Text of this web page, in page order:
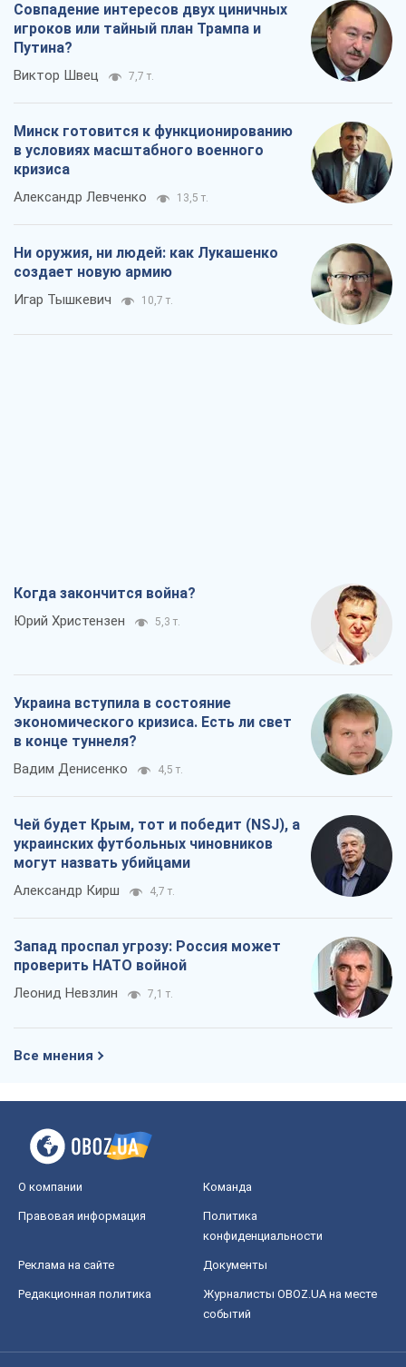
Совпадение интересов двух циничных
игроков или тайный план Трампа и
Путина?
Виктор Швец 7,7 т.
Минск готовится к функционированию
в условиях масштабного военного
кризиса
Александр Левченко 13,5 т.
Ни оружия, ни людей: как Лукашенко
создает новую армию
Игар Тышкевич 10,7 т.
Когда закончится война?
Юрий Христензен 5,3 т.
Украина вступила в состояние
экономического кризиса. Есть ли свет
в конце туннеля?
Вадим Денисенко 4,5 т.
Чей будет Крым, тот и победит (NSJ), а
украинских футбольных чиновников
могут назвать убийцами
Александр Кирш 4,7 т.
Запад проспал угрозу: Россия может
проверить НАТО войной
Леонид Невзлин 7,1 т.
Все мнения
О компании Команда
Правовая информация
Политика
конфиденциальности
Реклама на сайте Документы
Редакционная политика
Журналисты OBOZ.UA на месте
событий